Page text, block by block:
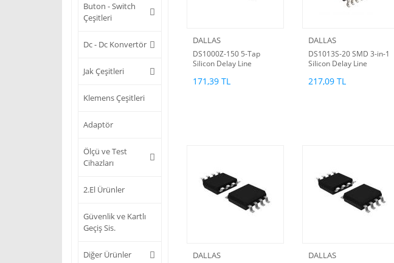
Buton - Switch
Çeşitleri
Dc - Dc Konvertör
Jak Çeşitleri
Klemens Çeşitleri
Adaptör
Ölçü ve Test
Cihazları
2.El Ürünler
Güvenlik ve Kartlı
Geçiş Sis.
Diğer Ürünler
DALLAS
DS1000Z-150 5-Tap
Silicon Delay Line
171,39 TL
DALLAS
DS1013S-20 SMD 3-in-1
Silicon Delay Line
217,09 TL
DALLAS DALLAS